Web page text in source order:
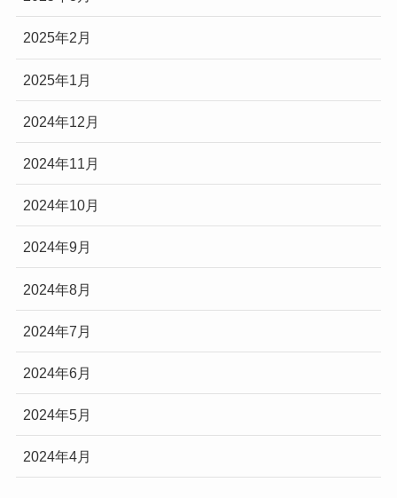
2025年2月
2025年1月
2024年12月
2024年11月
2024年10月
2024年9月
2024年8月
2024年7月
2024年6月
2024年5月
2024年4月